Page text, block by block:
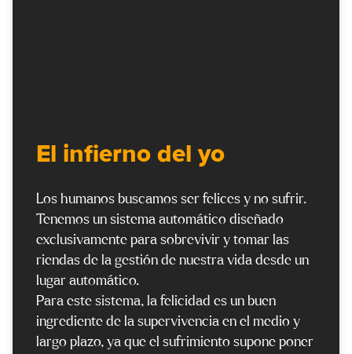
El infierno del yo
Los humanos buscamos ser felices y no sufrir.
Tenemos un sistema automático diseñado
exclusivamente para sobrevivir y tomar las
riendas de la gestión de nuestra vida desde un
lugar automático.
Para este sistema, la felicidad es un buen
ingrediente de la supervivencia en el medio y
largo plazo, ya que el sufrimiento supone poner